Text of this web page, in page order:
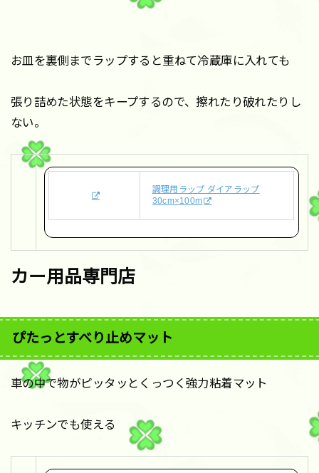
お皿を裏側までラップすると重ねて冷蔵庫に入れても
張り詰めた状態をキープするので、擦れたり破れたりし
ない。
調理用ラップ ダイアラップ
30cm×100m
カー用品専門店
ぴたっとすべり止めマット
車の中で物がピッタッとくっつく強力粘着マット
キッチンでも使える